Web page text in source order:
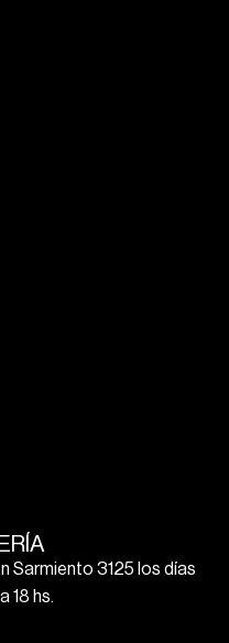
Sarmiento 3125 los días
18 hs.